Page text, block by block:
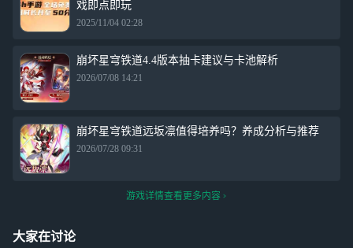
戏即点即玩
2025/11/04 02:28
崩坏星穹铁道4.4版本抽卡建议与卡池解析
2026/07/08 14:21
崩坏星穹铁道远坂凛值得培养吗？养成分析与推荐
2026/07/28 09:31
游戏详情查看更多内容
大家在讨论